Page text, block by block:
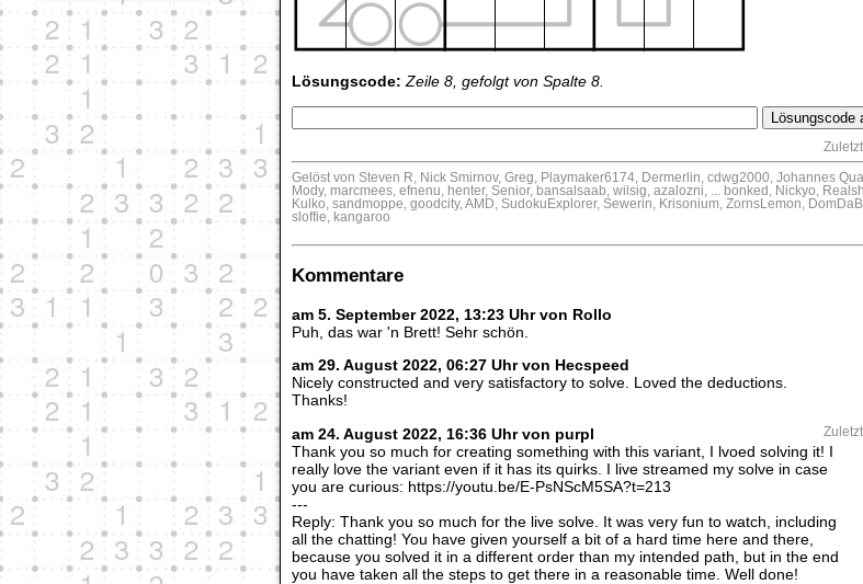
Lösungscode: Zeile 8, gefolgt von Spalte 8.
Gelöst von Steven R, Nick Smirnov, Greg, Playmaker6174, Dermerlin, cdwg2000, Johannes
Mody, marcmees, efnenu, henter, Senior, bansalsaab, wilsig, azalozni, ... bonked, Nickyo,
Kulko, sandmoppe, goodcity, AMD, SudokuExplorer, Sewerin, Krisonium, ZornsLemon,
sloffie, kangaroo
Kommentare
am 5. September 2022, 13:23 Uhr von Rollo
Puh, das war 'n Brett! Sehr schön.
am 29. August 2022, 06:27 Uhr von Hecspeed
Nicely constructed and very satisfactory to solve. Loved the deductions.
Thanks!
am 24. August 2022, 16:36 Uhr von purpl
Thank you so much for creating something with this variant, I lvoed solving it! I
really love the variant even if it has its quirks. I live streamed my solve in case
you are curious: https://youtu.be/E-PsNScM5SA?t=213
---
Reply: Thank you so much for the live solve. It was very fun to watch, including
all the chatting! You have given yourself a bit of a hard time here and there,
because you solved it in a different order than my intended path, but in the end
you have taken all the steps to get there in a reasonable time. Well done!